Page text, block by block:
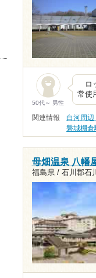
50代～ 男性
ロ
常使
関連情報 白河周辺
磐城棚倉
母畑温泉 八幡
福島県 / 石川郡石